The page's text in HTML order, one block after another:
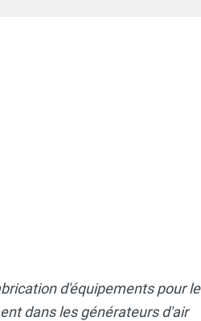
d'équipements pour le
dans les générateurs d'air